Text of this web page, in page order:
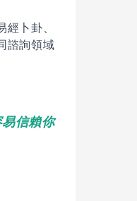
卜卦、
諮詢領域
信賴你